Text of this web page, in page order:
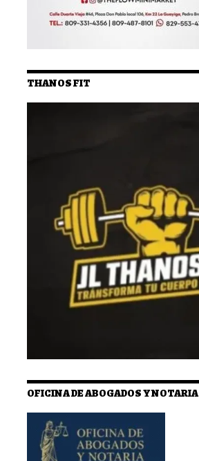
THANOS FIT
OFICINA DE ABOGADOS Y NOTARIA